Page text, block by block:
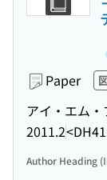
Paper
アイ・エム
2011.2
Author Heading